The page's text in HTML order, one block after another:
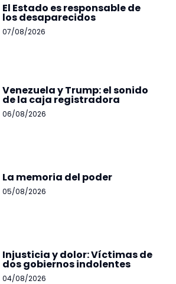
El Estado es responsable de
los desaparecidos
07/08/2026
Venezuela y Trump: el sonido
de la caja registradora
06/08/2026
La memoria del poder
05/08/2026
Injusticia y dolor: Víctimas de
dos gobiernos indolentes
04/08/2026